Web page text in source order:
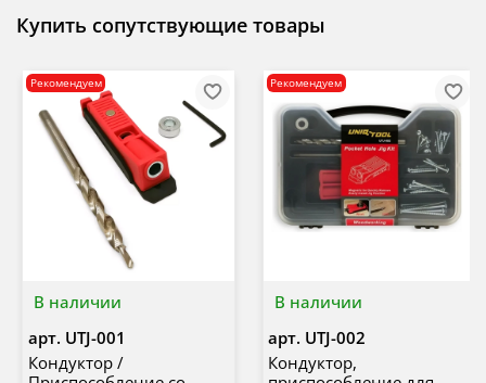
Купить сопутствующие товары
В наличии
Рекомендуем
арт. UTJ-001
Кондуктор /
В наличии
Рекомендуем
арт. UTJ-002
Кондуктор,